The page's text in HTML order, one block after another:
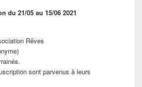
du 21/05 au 15/06 2021
Rêves
sont parvenus à leurs